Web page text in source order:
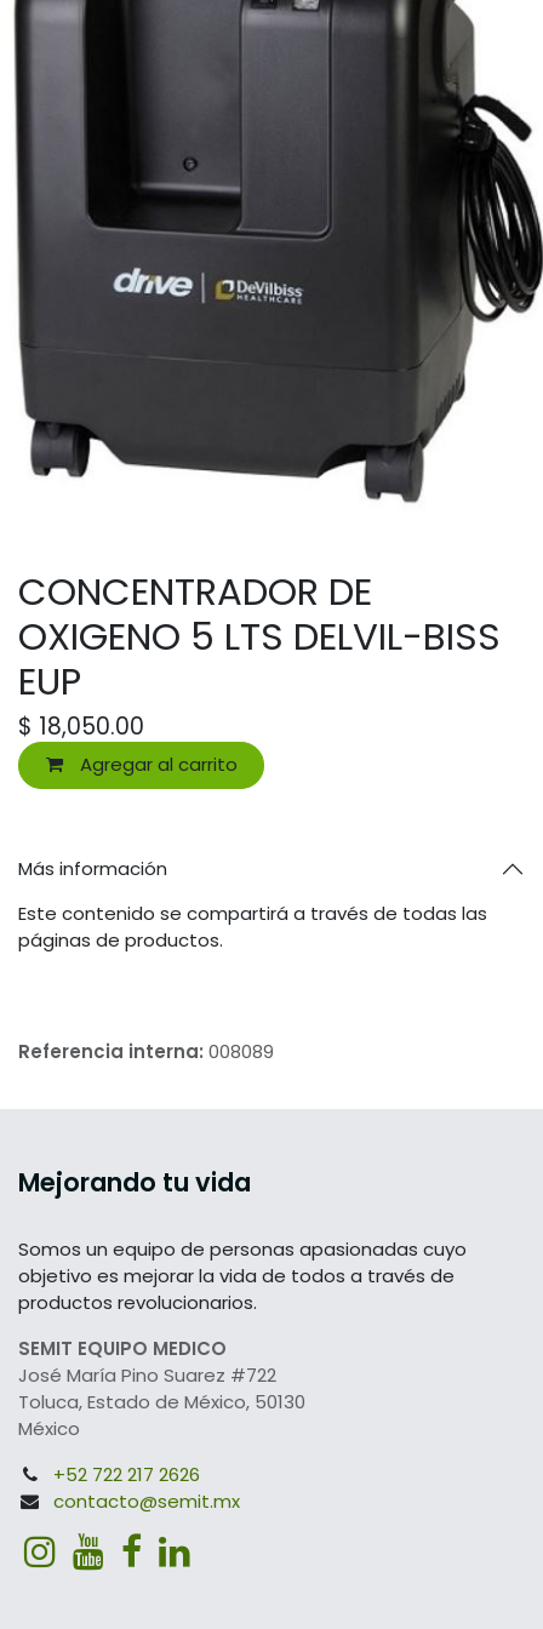
CONCENTRADOR DE
OXIGENO 5 LTS DELVIL-BISS
EUP
$ 18,050.00
Agregar al carrito
Más información
Este contenido se compartirá a través de todas las
páginas de productos.
Referencia interna: 008089
Mejorando tu vida
Somos un equipo de personas apasionadas cuyo
objetivo es mejorar la vida de todos a través de
productos revolucionarios.
SEMIT EQUIPO MEDICO
José María Pino Suarez #722
Toluca, Estado de México, 50130
México
+52 722 217 2626
contacto@semit.mx